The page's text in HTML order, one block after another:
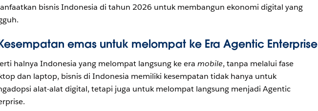
bisnis Indonesia di tahun 2026 untuk membangun ekonomi digital yang
emas untuk melompat ke Era Agentic Enterprise
halnya Indonesia yang melompat langsung ke era mobile, tanpa melalui fase
dan laptop, bisnis di Indonesia memiliki kesempatan tidak hanya untuk
alat-alat digital, tetapi juga untuk melompat langsung menjadi Agentic